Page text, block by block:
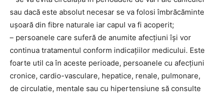
sau dacă este absolut necesar se va folosi îmbrăcăminte
uşoară din fibre naturale iar capul va fi acoperit;
– persoanele care suferă de anumite afecţiuni îşi vor
continua tratamentul conform indicaţiilor medicului. Este
foarte util ca în aceste perioade, persoanele cu afecţiuni
cronice, cardio-vasculare, hepatice, renale, pulmonare,
de circulatie, mentale sau cu hipertensiune să consulte